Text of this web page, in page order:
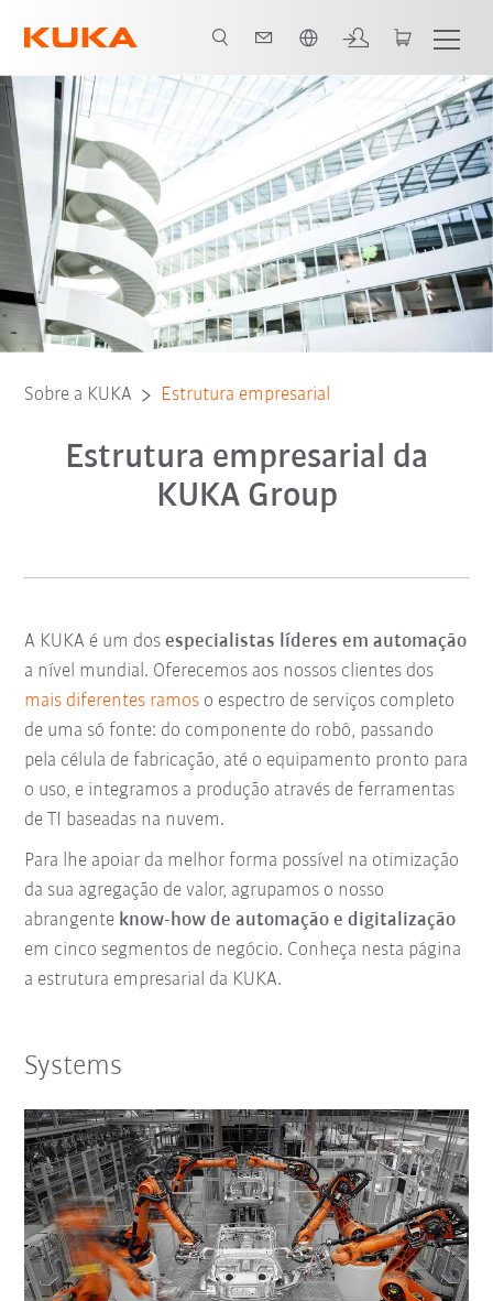
Systems Robotics Swisslog Swisslog Healthcare China
Sobre a KUKA Estrutura empresarial
Estrutura empresarial da
KUKA Group
A KUKA é um dosespecialistas líderes em automação
a nível mundial. Oferecemos aos nossos clientes dos
mais diferentes ramos o espectro de serviços completo
de uma só fonte: do componente do robô, passando
pela célula de fabricação, até o equipamento pronto para
o uso, e integramos a produção através de ferramentas
de TI baseadas na nuvem.
Para lhe apoiar da melhor forma possível na otimização
da sua agregação de valor, agrupamos o nosso
abrangente know-how de automação e digitalização
em cinco segmentos de negócio. Conheça nesta página
a estrutura empresarial da KUKA.
Systems